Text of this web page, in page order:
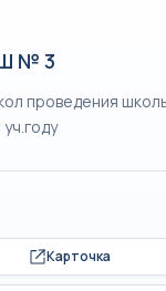
№ 3
проведения
Карточка